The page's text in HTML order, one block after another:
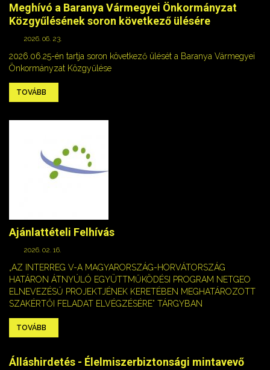
Meghívó a Baranya Vármegyei Önkormányzat
Közgyűlésének soron következő ülésére
2026. 06. 23.
2026.06.25-én tartja soron következő ülését a Baranya Vármegyei
Önkormányzat Közgyűlése
TOVÁBB
Ajánlattételi Felhívás
2026. 02. 16.
„AZ INTERREG V-A MAGYARORSZÁG-HORVÁTORSZÁG
HATÁRON ÁTNYÚLÓ EGYÜTTMŰKÖDÉSI PROGRAM NETGEO
ELNEVEZÉSŰ PROJEKTJÉNEK KERETÉBEN MEGHATÁROZOTT
SZAKÉRTŐI FELADAT ELVÉGZÉSÉRE” TÁRGYBAN
TOVÁBB
Álláshirdetés - Élelmiszerbiztonsági mintavevő